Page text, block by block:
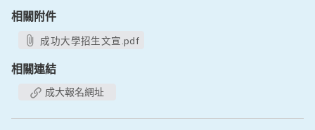
相關附件
成功大學招生文宣.pdf
相關連結
成大報名網址